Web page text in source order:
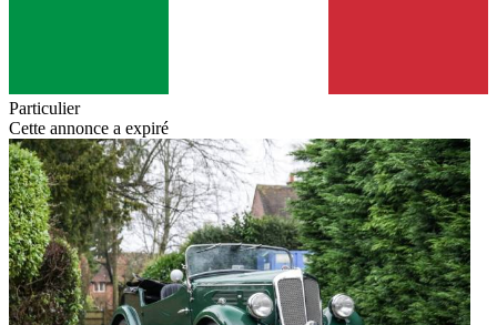
Particulier
Cette annonce a expiré